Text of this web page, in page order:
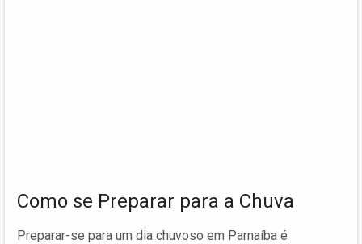
Como se Preparar para a Chuva
Preparar-se para um dia chuvoso em Parnaíba é